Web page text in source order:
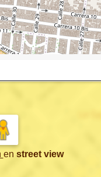
en street view